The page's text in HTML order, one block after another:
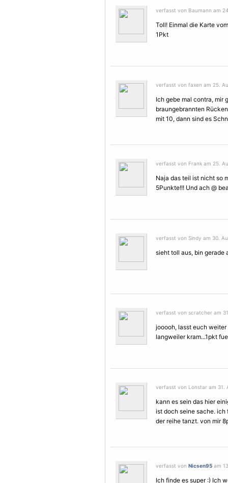
verfasst von Baumann am
Toll! Einmal die Karte
1Pkt
verfasst von faxen am 25.
Ich gebe mal contra, mir
braungebrannten
mit 10, dann sind es
verfasst von Frank am 25.
Naja das teil ist nicht so
5Punkte!!! Und ach @
verfasst von Sindy am 30.
sieht toll aus, bin gerade
verfasst von scratcher am
jooooh, lasst euch
langweiler kram...1pkt
verfasst von Lonstar am 31.
kann es sein das hier
ist doch seine sache.
der reihe tanzt. von mir
verfasst von Nicsen95 am
Ich finde es super :) Ich